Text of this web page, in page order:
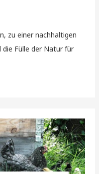
zu einer nachhaltigen
die Fülle der Natur für